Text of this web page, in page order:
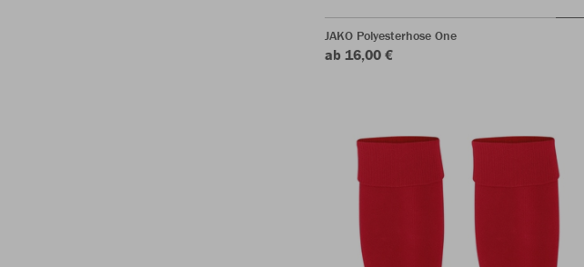
JAKO Polyesterhose One
ab 16,00 €